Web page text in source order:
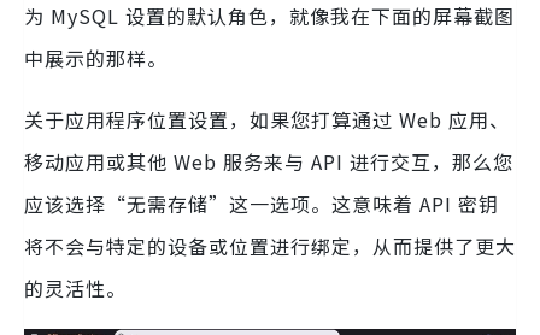
为 MySQL 设置的默认角色，就像我在下面的屏幕截图
中展示的那样。
关于应用程序位置设置，如果您打算通过 Web 应用、
移动应用或其他 Web 服务来与 API 进行交互，那么您
应该选择“无需存储”这一选项。这意味着 API 密钥
将不会与特定的设备或位置进行绑定，从而提供了更大
的灵活性。